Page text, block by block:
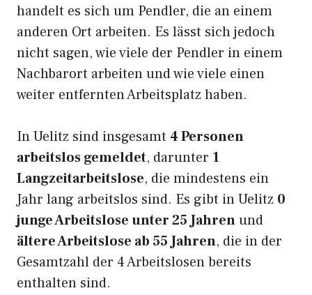
handelt es sich um Pendler, die an einem
anderen Ort arbeiten. Es lässt sich jedoch
nicht sagen, wie viele der Pendler in einem
Nachbarort arbeiten und wie viele einen
weiter entfernten Arbeitsplatz haben.
In Uelitz sind insgesamt 4 Personen
arbeitslos gemeldet, darunter 1
Langzeitarbeitslose, die mindestens ein
Jahr lang arbeitslos sind. Es gibt in Uelitz 0
junge Arbeitslose unter 25 Jahrenund
ältere Arbeitslose ab 55 Jahren, die in der
Gesamtzahl der 4 Arbeitslosen bereits
enthalten sind.